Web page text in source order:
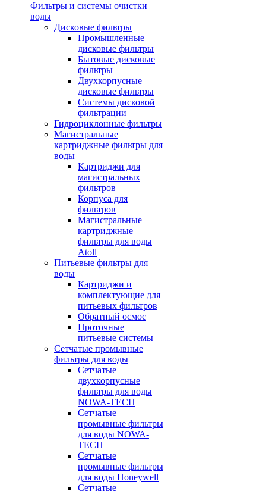
Фильтры и системы очистки
воды
Дисковые фильтры
Промышленные
дисковые фильтры
Бытовые дисковые
фильтры
Двухкорпусные
дисковые фильтры
Системы дисковой
фильтрации
Гидроциклонные фильтры
Магистральные
картриджные фильтры для
воды
Картриджи для
магистральных
фильтров
Корпуса для
фильтров
Магистральные
картриджные
фильтры для воды
Atoll
Питьевые фильтры для
воды
Картриджи и
комплектующие для
питьевых фильтров
Обратный осмос
Проточные
питьевые системы
Сетчатые промывные
фильтры для воды
Сетчатые
двухкорпусные
фильтры для воды
NOWA-TECH
Сетчатые
промывные фильтры
для воды NOWA-
TECH
Сетчатые
промывные фильтры
для воды Honeywell
Сетчатые